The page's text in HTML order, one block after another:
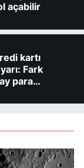
açabilir
kartı
Fark
para